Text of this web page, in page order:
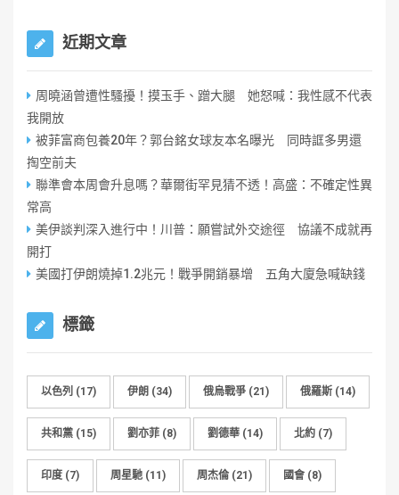
近期文章
周曉涵曾遭性騷擾！摸玉手、蹭大腿 她怒喊：我性感不代表
我開放
被菲富商包養20年？郭台銘女球友本名曝光 同時誆多男還
掏空前夫
聯準會本周會升息嗎？華爾街罕見猜不透！高盛：不確定性異
常高
美伊談判深入進行中！川普：願嘗試外交途徑 協議不成就再
開打
美國打伊朗燒掉1.2兆元！戰爭開銷暴增 五角大廈急喊缺錢
標籤
以色列 (17) 伊朗 (34) 俄烏戰爭 (21) 俄羅斯 (14)
共和黨 (15) 劉亦菲 (8) 劉德華 (14) 北約 (7)
印度 (7) 周星馳 (11) 周杰倫 (21) 國會 (8)